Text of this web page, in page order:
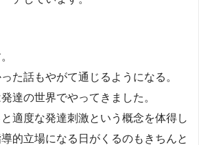
た話もやがて通じるようになる。
達の世界でやってきました。
適度な発達刺激という概念を体得し
的立場になる日がくるのもきちんと